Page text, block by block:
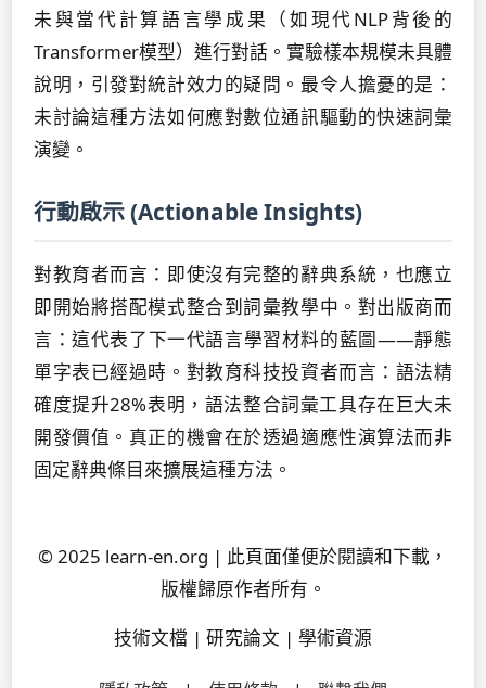
未與當代計算語言學成果（如現代NLP背後的
Transformer模型）進行對話。實驗樣本規模未具體
說明，引發對統計效力的疑問。最令人擔憂的是：
未討論這種方法如何應對數位通訊驅動的快速詞彙
演變。
行動啟示 (Actionable Insights)
對教育者而言：即使沒有完整的辭典系統，也應立
即開始將搭配模式整合到詞彙教學中。對出版商而
言：這代表了下一代語言學習材料的藍圖——靜態
單字表已經過時。對教育科技投資者而言：語法精
確度提升28%表明，語法整合詞彙工具存在巨大未
開發價值。真正的機會在於透過適應性演算法而非
固定辭典條目來擴展這種方法。
© 2025 learn-en.org | 此頁面僅便於閱讀和下載，
版權歸原作者所有。
技術文檔 | 研究論文 | 學術資源